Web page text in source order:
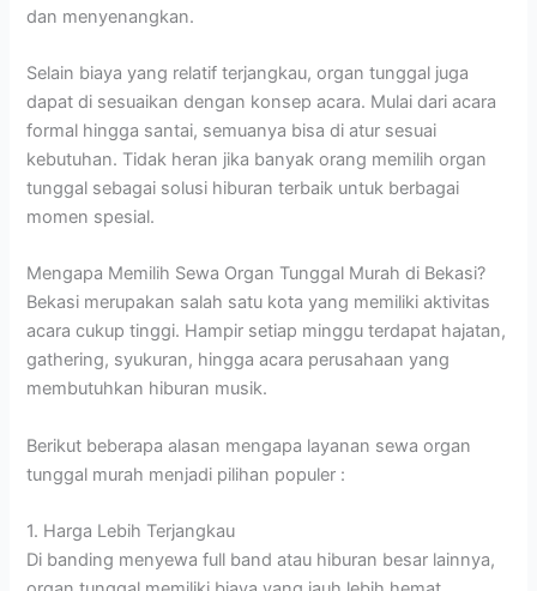
dan menyenangkan.
Selain biaya yang relatif terjangkau, organ tunggal juga
dapat di sesuaikan dengan konsep acara. Mulai dari acara
formal hingga santai, semuanya bisa di atur sesuai
kebutuhan. Tidak heran jika banyak orang memilih organ
tunggal sebagai solusi hiburan terbaik untuk berbagai
momen spesial.
Mengapa Memilih Sewa Organ Tunggal Murah di Bekasi?
Bekasi merupakan salah satu kota yang memiliki aktivitas
acara cukup tinggi. Hampir setiap minggu terdapat hajatan,
gathering, syukuran, hingga acara perusahaan yang
membutuhkan hiburan musik.
Berikut beberapa alasan mengapa layanan sewa organ
tunggal murah menjadi pilihan populer :
1. Harga Lebih Terjangkau
Di banding menyewa full band atau hiburan besar lainnya,